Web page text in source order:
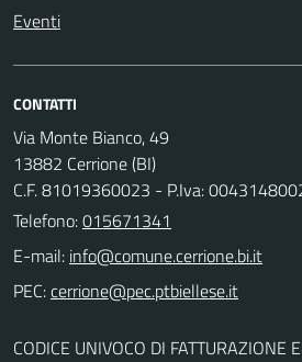
Eventi
CONTATTI
Via Monte Bianco, 49
13882 Cerrione (BI)
C.F. 81019360023 - P.Iva:
Telefono:015671341
E-mail:
PEC:
CODICE UNIVOCO DI FATTURAZIONE